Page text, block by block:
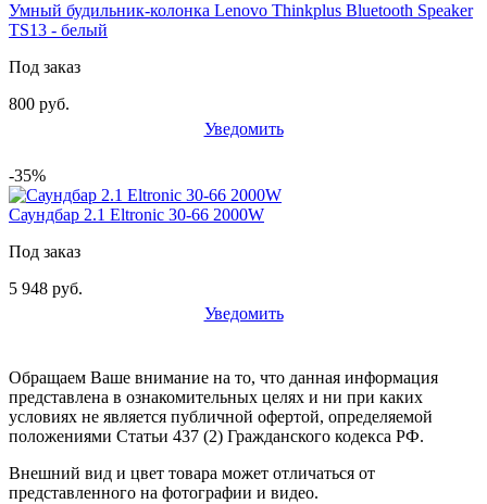
Умный будильник-колонка Lenovo Thinkplus Bluetooth Speaker
TS13 - белый
Под заказ
800 руб.
Уведомить
-35%
Саундбар 2.1 Eltronic 30-66 2000W
Под заказ
5 948 руб.
Уведомить
Обращаем Ваше внимание на то, что данная информация
представлена в ознакомительных целях и ни при каких
условиях не является публичной офертой, определяемой
положениями Статьи 437 (2) Гражданского кодекса РФ.
Внешний вид и цвет товара может отличаться от
представленного на фотографии и видео.